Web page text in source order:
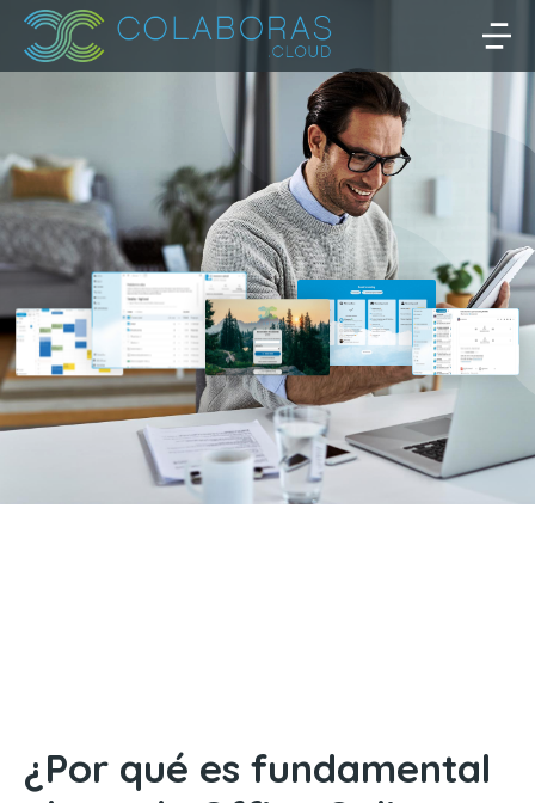
¿Por qué es fundamental